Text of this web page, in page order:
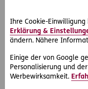
Ihre Cookie-
Erklärung &
ändern. Nähere
Einige der von Google
Personalisierung und
Werbewirksamkeit.
Wien Vollzeit
Mehr erfahren